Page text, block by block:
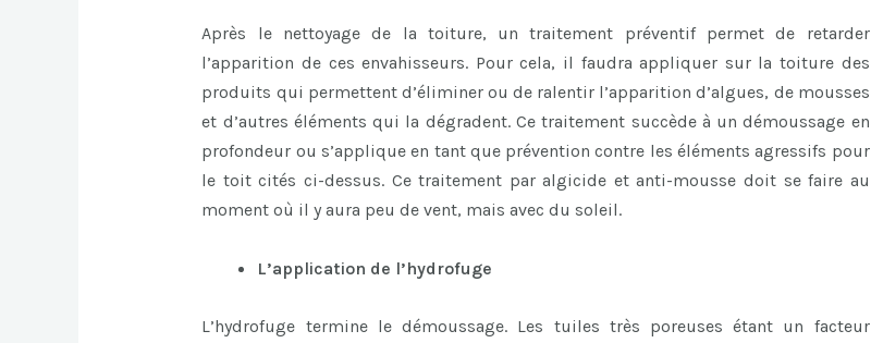
Après le nettoyage de la toiture, un traitement préventif permet de retarder
l’apparition de ces envahisseurs. Pour cela, il faudra appliquer sur la toiture des
produits qui permettent d’éliminer ou de ralentir l’apparition d’algues, de mousses
et d’autres éléments qui la dégradent. Ce traitement succède à un démoussage en
profondeur ou s’applique en tant que prévention contre les éléments agressifs pour
le toit cités ci-dessus. Ce traitement par algicide et anti-mousse doit se faire au
moment où il y aura peu de vent, mais avec du soleil.
L’application de l’hydrofuge
L’hydrofuge termine le démoussage. Les tuiles très poreuses étant un facteur